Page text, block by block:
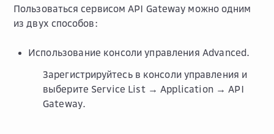
Пользоваться сервисом API Gateway можно одним
из двух способов:
Использование консоли управления Advanced.
Зарегистрируйтесь в консоли управления и
выберите Service List → Application → API
Gateway.